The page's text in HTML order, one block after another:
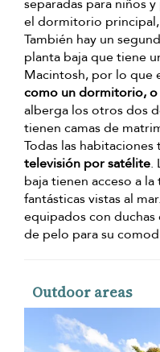
separadas para niños
el dormitorio principal,
También hay un
planta baja que tiene
Macintosh, por lo que
como un dormitorio, o
alberga los otros dos
tienen camas de
Todas las habitaciones
televisión por satélite.
baja tienen acceso a
fantásticas vistas al
equipados con duchas
de pelo para su
Outdoor areas